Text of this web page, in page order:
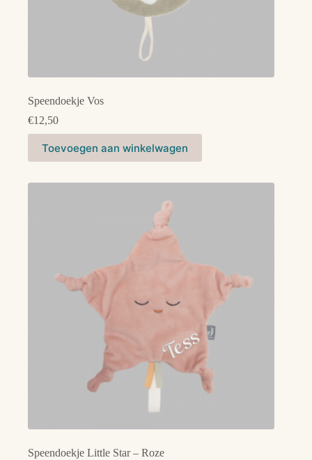
Speendoekje Vos
€12,50
Toevoegen aan winkelwagen
Speendoekje Little Star – Roze